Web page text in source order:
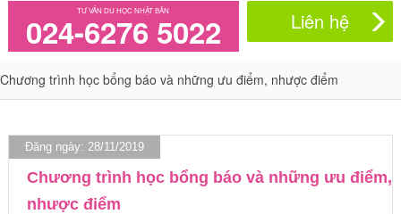
TƯ VẤN DU HỌC NHẬT BẢN
024-6276 5022 Liên hệ
Chương trình học bổng báo và những ưu điểm, nhược điểm
Đăng ngày: 28/11/2019
Chương trình học bổng báo và những ưu điểm,
nhược điểm